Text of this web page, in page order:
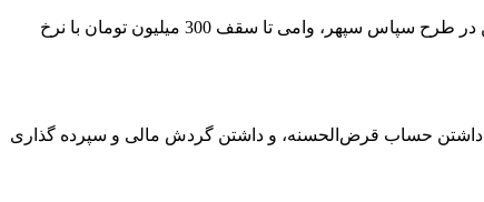
بانک صادرات در طرحی به نام همیاران سپهر، وامی تا سقف 50 میلیون تومان با نرخ سود 15 تا 18٪ و بازپرداخت 36 ماهه ارائه می‌دهد. همچنین در طرح سپاس سپهر، وامی تا سقف 300 میلیون تومان با نرخ
12 تا 60 ماهه ارائه می‌دهد. برای دریافت این وام‌ها، داشتن حساب قرض‌الحسنه، و داشتن گردش مالی و سپرده گذاری